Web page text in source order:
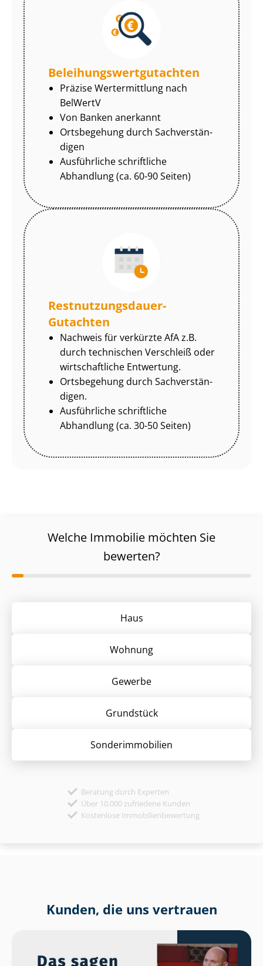
Be­lei­hungs­wert­gut­ach­ten
Präzise Wertermittlung nach
BelWertV
Von Banken anerkannt
Ortsbegehung durch Sach­ver­stän­
di­gen
Ausführliche schriftliche
Abhandlung (ca. 60-90 Seiten)
Rest­nut­zungs­dau­er-
Gutachten
Nachweis für verkürzte AfA z.B.
durch technischen Verschleiß oder
wirtschaftliche Entwertung.
Ortsbegehung durch Sach­ver­stän­
di­gen.
Ausführliche schriftliche
Abhandlung (ca. 30-50 Seiten)
Welche Immobilie möchten Sie
bewerten?
Haus
Wohnung
Gewerbe
Grund­stück
Sonder­immobilien
Beratung durch Experten
Über 10.000 zufriedene Kunden
Kostenlose Immobilienbewertung
Kunden, die uns vertrauen